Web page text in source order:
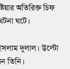
অতিরিক্ত চিফ
ঘটে।
দুলাল। উল্টো
তিনি।